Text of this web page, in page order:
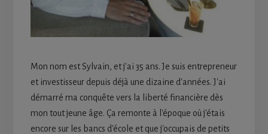
Mon nom est Sylvain, et j'ai 35 ans. Je suis entrepreneur
et investisseur depuis déjà une dizaine d'années. J'ai
démarré ma conquête vers la liberté financière dès
mon tout jeune âge. Ça remonte à l'époque où j'étais
encore sur les bancs d'école et que j'occupais de petits